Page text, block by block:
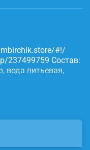
#!/
237499759 Состав:
вода питьевая,
пищевые